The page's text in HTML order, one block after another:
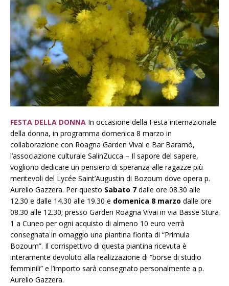
FESTA DELLA DONNA In occasione della Festa internazionale
della donna, in programma domenica 8 marzo in
collaborazione con Roagna Garden Vivai e Bar Baramò,
l’associazione culturale SalinZucca – Il sapore del sapere,
vogliono dedicare un pensiero di speranza alle ragazze più
meritevoli del Lycée Saint’Augustin di Bozoum dove opera p.
Aurelio Gazzera. Per questo Sabato 7 dalle ore 08.30 alle
12.30 e dalle 14.30 alle 19.30 e domenica 8 marzo dalle ore
08.30 alle 12.30; presso Garden Roagna Vivai in via Basse Stura
1 a Cuneo per ogni acquisto di almeno 10 euro verrà
consegnata in omaggio una piantina fiorita di “Primula
Bozoum”. Il corrispettivo di questa piantina ricevuta è
interamente devoluto alla realizzazione di “borse di studio
femminili” e l’importo sarà consegnato personalmente a p.
Aurelio Gazzera.